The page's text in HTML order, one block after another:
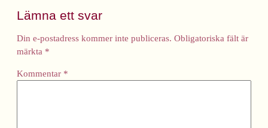
Lämna ett svar
Din e-postadress kommer inte publiceras. Obligatoriska fält är
märkta *
Kommentar *